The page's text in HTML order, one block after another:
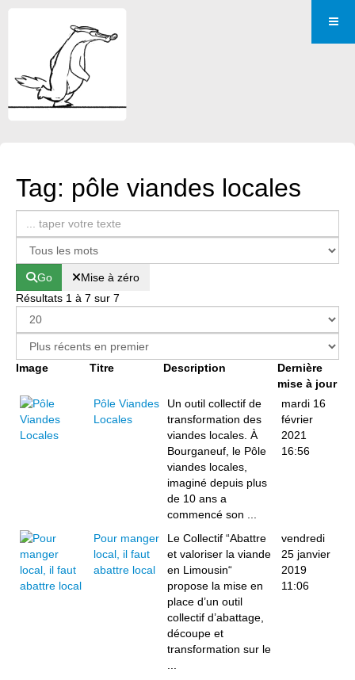
Tag: pôle viandes locales
Go
Mise à zéro
Résultats 1 à 7 sur 7
Image Titre Description
Dernière
mise à jour
Pôle Viandes
Locales
Un outil collectif de
transformation des
viandes locales. À
Bourganeuf, le Pôle
viandes locales,
imaginé depuis plus
de 10 ans a
commencé son ...
mardi 16
février
2021
16:56
Pour manger
local, il faut
abattre local
Le Collectif “Abattre
et valoriser la viande
en Limousin“
propose la mise en
place d’un outil
collectif d’abattage,
découpe et
transformation sur le
vendredi
25 janvier
2019
11:06